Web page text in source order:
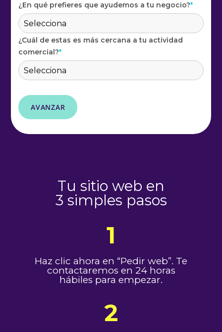
¿En qué prefieres que ayudemos a tu negocio?*
¿Cuál de estas es más cercana a tu actividad
comercial?*
Tu sitio web en
3 simples pasos
1
Haz clic ahora en “Pedir web”. Te
contactaremos en 24 horas
hábiles para empezar.
2